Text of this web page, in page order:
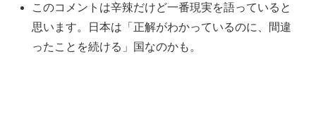
このコメントは辛辣だけど一番現実を語っていると
思います。日本は「正解がわかっているのに、間違
ったことを続ける」国なのかも。